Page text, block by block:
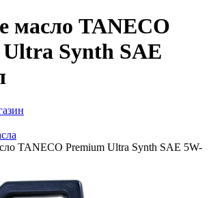
масло TANECO
Synth SAE
TANECO Premium Ultra Synth SAE 5W-